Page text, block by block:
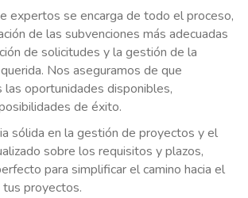
expertos se encarga de todo el proceso,
de las subvenciones más adecuadas
de solicitudes y la gestión de la
Nos aseguramos de que
oportunidades disponibles,
de éxito.
sólida en la gestión de proyectos y el
sobre los requisitos y plazos,
para simplificar el camino hacia el
proyectos.